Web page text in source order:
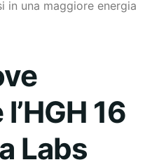
in una maggiore energia
16
Labs